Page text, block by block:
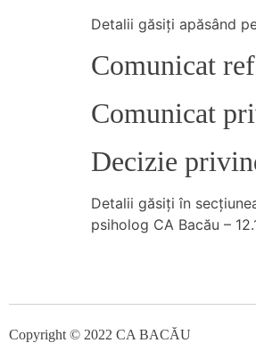
Detalii găsiţi apăsând
Comunicat
Comunicat
Decizie
Detalii găsiţi în
psiholog CA Bacău –
Copyright © 2022 CA BACĂU